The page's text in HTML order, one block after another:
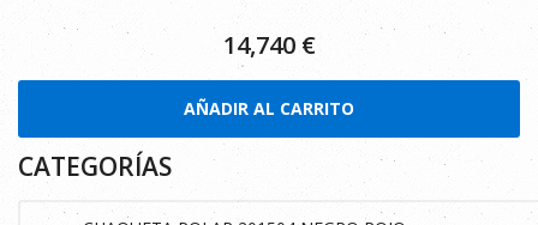
14,740 €
AÑADIR AL CARRITO
CATEGORÍAS